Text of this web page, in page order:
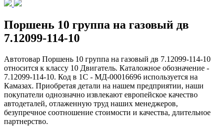
Поршень 10 группа на газовый дв
7.12099-114-10
Автотовар Поршень 10 группа на газовый дв 7.12099-114-10
относится к классу 10 Двигатель. Каталожное обозначение -
7.12099-114-10. Код в 1С - МД-00016696 используется на
Камазах. Приобретая детали на нашем предприятии, наши
покупатели однозначно извлекают европейское качество
автодеталей, отлаженную труд наших менеджеров,
безупречное соотношение стоимости и качества, длительное
партнерство.